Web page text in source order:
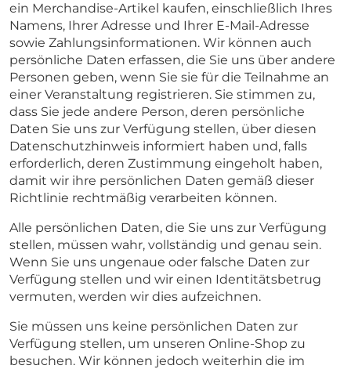
ein Merchandise-Artikel kaufen, einschließlich Ihres
Namens, Ihrer Adresse und Ihrer E-Mail-Adresse
sowie Zahlungsinformationen. Wir können auch
persönliche Daten erfassen, die Sie uns über andere
Personen geben, wenn Sie sie für die Teilnahme an
einer Veranstaltung registrieren. Sie stimmen zu,
dass Sie jede andere Person, deren persönliche
Daten Sie uns zur Verfügung stellen, über diesen
Datenschutzhinweis informiert haben und, falls
erforderlich, deren Zustimmung eingeholt haben,
damit wir ihre persönlichen Daten gemäß dieser
Richtlinie rechtmäßig verarbeiten können.
Alle persönlichen Daten, die Sie uns zur Verfügung
stellen, müssen wahr, vollständig und genau sein.
Wenn Sie uns ungenaue oder falsche Daten zur
Verfügung stellen und wir einen Identitätsbetrug
vermuten, werden wir dies aufzeichnen.
Sie müssen uns keine persönlichen Daten zur
Verfügung stellen, um unseren Online-Shop zu
besuchen. Wir können jedoch weiterhin die im